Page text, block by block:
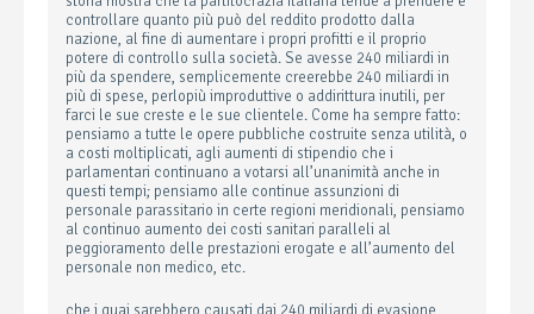
controllare quanto più può del reddito prodotto dalla
nazione, al fine di aumentare i propri profitti e il proprio
potere di controllo sulla società. Se avesse 240 miliardi in
più da spendere, semplicemente creerebbe 240 miliardi in
più di spese, perlopiù improduttive o addirittura inutili, per
farci le sue creste e le sue clientele. Come ha sempre fatto:
pensiamo a tutte le opere pubbliche costruite senza utilità, o
a costi moltiplicati, agli aumenti di stipendio che i
parlamentari continuano a votarsi all’unanimità anche in
questi tempi; pensiamo alle continue assunzioni di
personale parassitario in certe regioni meridionali, pensiamo
al continuo aumento dei costi sanitari paralleli al
peggioramento delle prestazioni erogate e all’aumento del
personale non medico, etc.